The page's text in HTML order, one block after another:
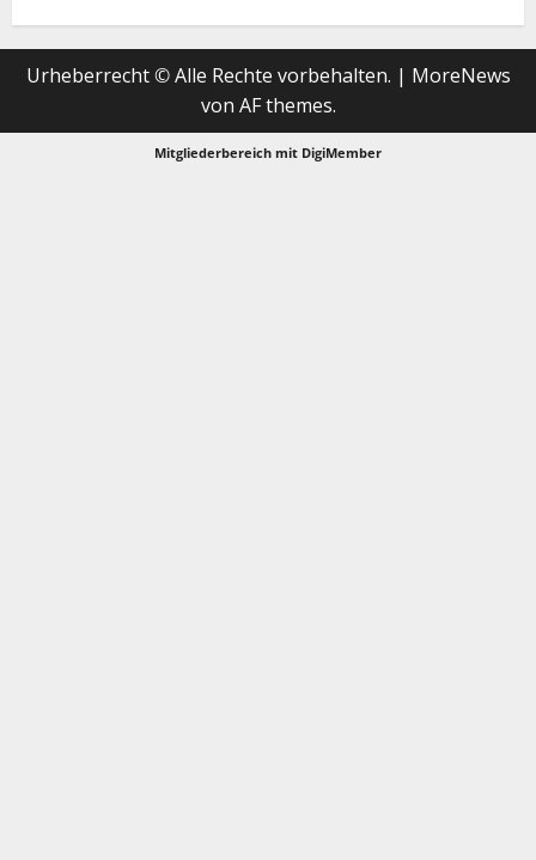
Urheberrecht © Alle Rechte vorbehalten. | MoreNews
von AF themes.
Mitgliederbereich mit DigiMember